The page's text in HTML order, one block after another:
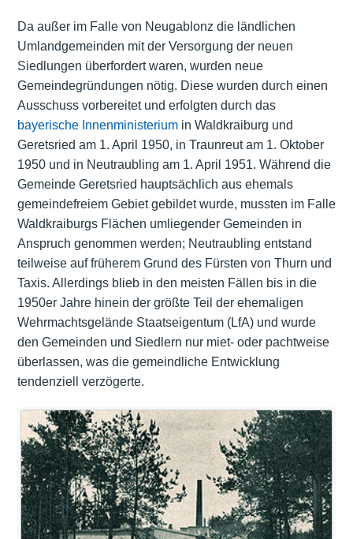
Da außer im Falle von Neugablonz die ländlichen
Umlandgemeinden mit der Versorgung der neuen
Siedlungen überfordert waren, wurden neue
Gemeindegründungen nötig. Diese wurden durch einen
Ausschuss vorbereitet und erfolgten durch das
bayerische Innenministeriumin Waldkraiburg und
Geretsried am 1. April 1950, in Traunreut am 1. Oktober
1950 und in Neutraubling am 1. April 1951. Während die
Gemeinde Geretsried hauptsächlich aus ehemals
gemeindefreiem Gebiet gebildet wurde, mussten im Falle
Waldkraiburgs Flächen umliegender Gemeinden in
Anspruch genommen werden; Neutraubling entstand
teilweise auf früherem Grund des Fürsten von Thurn und
Taxis. Allerdings blieb in den meisten Fällen bis in die
1950er Jahre hinein der größte Teil der ehemaligen
Wehrmachtsgelände Staatseigentum (LfA) und wurde
den Gemeinden und Siedlern nur miet- oder pachtweise
überlassen, was die gemeindliche Entwicklung
tendenziell verzögerte.